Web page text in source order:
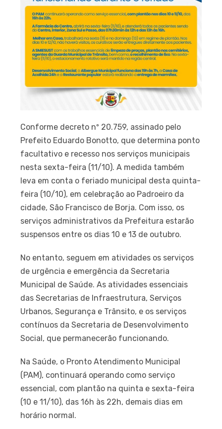
Conforme decreto nº 20.759, assinado pelo
Prefeito Eduardo Bonotto, que determina ponto
facultativo e recesso nos serviços municipais
nesta sexta-feira (11/10). A medida também
leva em conta o feriado municipal desta quinta-
feira (10/10), em celebração ao Padroeiro da
cidade, São Francisco de Borja. Com isso, os
serviços administrativos da Prefeitura estarão
suspensos entre os dias 10 e 13 de outubro.
No entanto, seguem em atividades os serviços
de urgência e emergência da Secretaria
Municipal de Saúde. As atividades essenciais
das Secretarias de Infraestrutura, Serviços
Urbanos, Segurança e Trânsito, e os serviços
contínuos da Secretaria de Desenvolvimento
Social, que permanecerão funcionando.
Na Saúde, o Pronto Atendimento Municipal
(PAM), continuará operando como serviço
essencial, com plantão na quinta e sexta-feira
(10 e 11/10), das 16h às 22h, demais dias em
horário normal.